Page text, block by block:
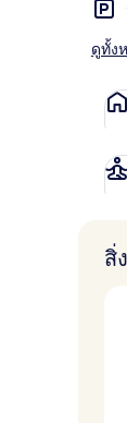
ดูทั้ง
สิ่